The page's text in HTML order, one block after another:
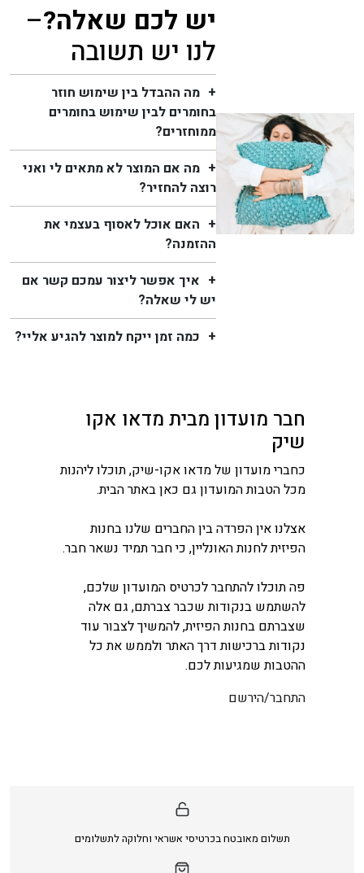
יש לכם שאלה?–
לנו יש תשובה
מה ההבדל בין שימוש חוזר
בחומרים לבין שימוש בחומרים
ממוחזרים?
מה אם המוצר לא מתאים לי ואני
רוצה להחזיר?
האם אוכל לאסוף בעצמי את
ההזמנה?
איך אפשר ליצור עמכם קשר אם
יש לי שאלה?
כמה זמן ייקח למוצר להגיע אליי?
חבר מועדון מבית מדאו אקו
שיק
כחברי מועדון של מדאו אקו-שיק, תוכלו ליהנות
מכל הטבות המועדון גם כאן באתר הבית.
אצלנו אין הפרדה בין החברים שלנו בחנות
הפיזית לחנות האונליין, כי חבר תמיד נשאר חבר.
פה תוכלו להתחבר לכרטיס המועדון שלכם,
להשתמש בנקודות שכבר צברתם, גם אלה
שצברתם בחנות הפיזית, להמשיך לצבור עוד
נקודות ברכישות דרך האתר ולממש את כל
ההטבות שמגיעות לכם.
התחבר/הירשם
תשלום מאובטח בכרטיסי אשראי וחלוקה לתשלומים